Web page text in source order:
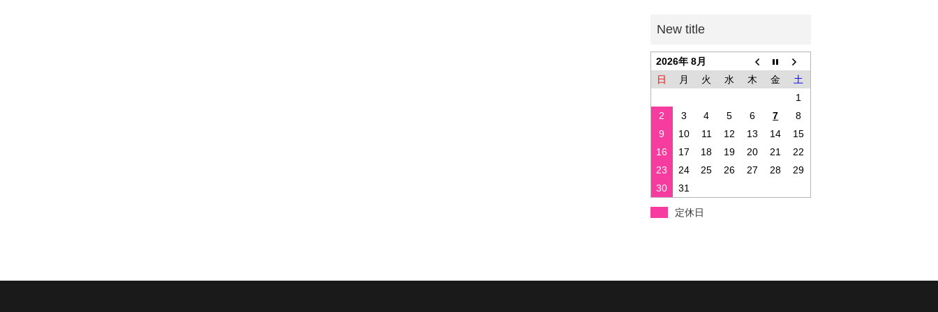
2026年 8月
日
月 火 水 木 金
土
1
2
3 4 5 6 7
8
9
10 11 12 13 14
15
16
17 18 19 20 21
22
23
24 25 26 27 28
29
30
31
定休日